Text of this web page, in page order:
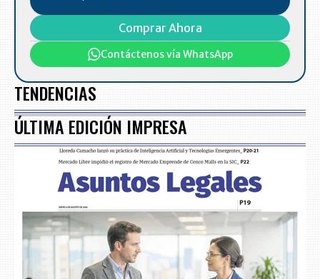
Comprar Ahora
Contáctenos vía WhatsApp
TENDENCIAS
ÚLTIMA EDICIÓN IMPRESA